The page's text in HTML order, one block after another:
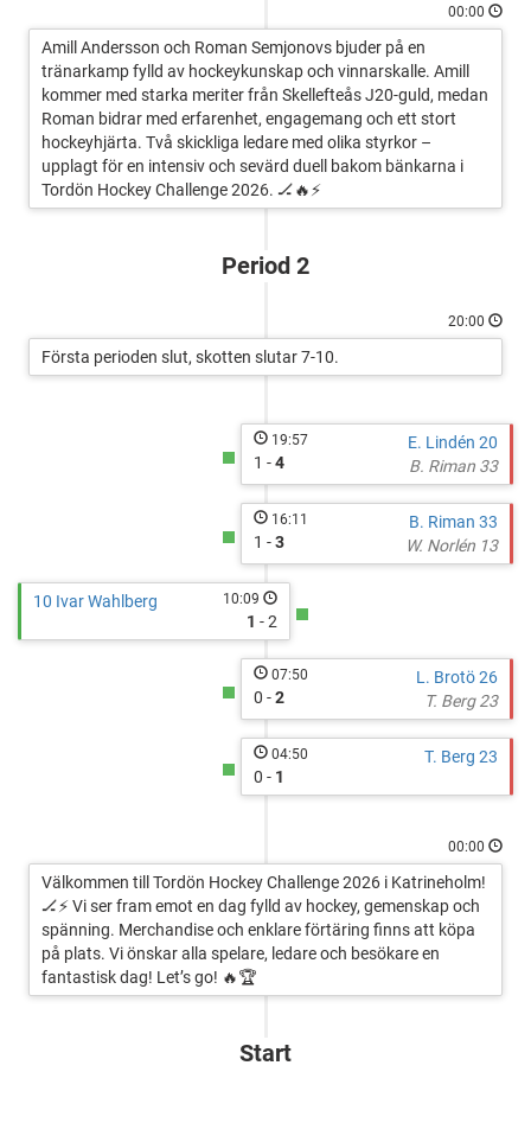
00:00
Amill Andersson och Roman Semjonovs bjuder på en
tränarkamp fylld av hockeykunskap och vinnarskalle. Amill
kommer med starka meriter från Skellefteås J20-guld, medan
Roman bidrar med erfarenhet, engagemang och ett stort
hockeyhjärta. Två skickliga ledare med olika styrkor –
upplagt för en intensiv och sevärd duell bakom bänkarna i
Tordön Hockey Challenge 2026. 🏒🔥⚡
Period 2
20:00
Första perioden slut, skotten slutar 7-10.
E. Lindén 20
B. Riman 33
19:57
1 -4
B. Riman 33
W. Norlén 13
16:11
1 -3
10 Ivar Wahlberg 10:09
1 - 2
L. Brotö 26
T. Berg 23
07:50
0 -2
T. Berg 23
04:50
0 - 1
00:00
Välkommen till Tordön Hockey Challenge 2026 i Katrineholm!
🏒⚡ Vi ser fram emot en dag fylld av hockey, gemenskap och
spänning. Merchandise och enklare förtäring finns att köpa
på plats. Vi önskar alla spelare, ledare och besökare en
fantastisk dag! Let’s go! 🔥🏆
Start